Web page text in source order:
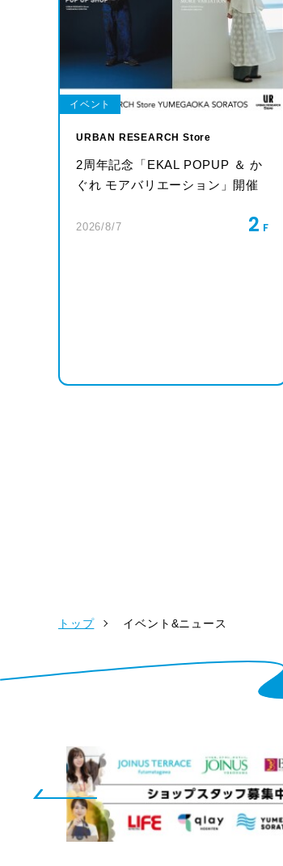
イベント
URBAN RESEARCH Store
2周年記念「EKAL POPUP ＆ か
ぐれ モアバリエーション」開催
2026/8/7 2
トップ イベント&ニュース